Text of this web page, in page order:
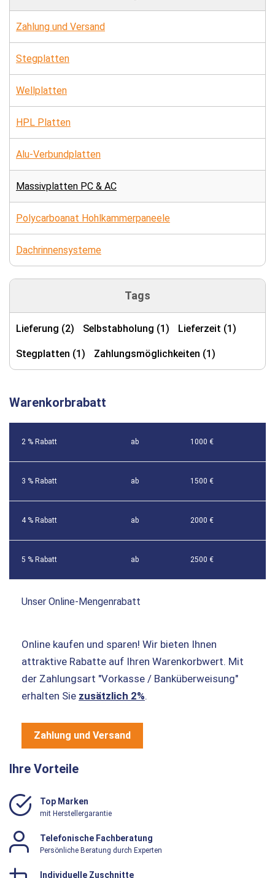
Zahlung und Versand
Stegplatten
Wellplatten
HPL Platten
Alu-Verbundplatten
Massivplatten PC & AC
Polycarboanat Hohlkammerpaneele
Dachrinnensysteme
Tags
Lieferung (2) Selbstabholung (1) Lieferzeit (1)
Stegplatten (1) Zahlungsmöglichkeiten (1)
Warenkorbrabatt
2 % Rabatt ab 1000 €
3 % Rabatt ab 1500 €
4 % Rabatt ab 2000 €
5 % Rabatt ab 2500 €
Unser Online-Mengenrabatt
Online kaufen und sparen! Wir bieten Ihnen
attraktive Rabatte auf Ihren Warenkorbwert. Mit
der Zahlungsart "Vorkasse / Banküberweisung"
erhalten Sie zusätzlich 2%.
Zahlung und Versand
Ihre Vorteile
Top Marken
mit Herstellergarantie
Telefonische Fachberatung
Persönliche Beratung durch Experten
Individuelle Zuschnitte